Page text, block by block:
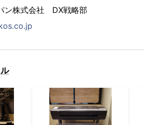
ン株式会社 DX戦略部